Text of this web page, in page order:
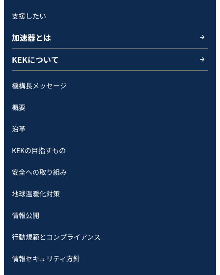
支援したい
加速器とは
KEKについて
機構長メッセージ
概要
沿革
KEKの目指すもの
安全への取り組み
地球温暖化対策
情報公開
行動規範とコンプライアンス
情報セキュリティ方針